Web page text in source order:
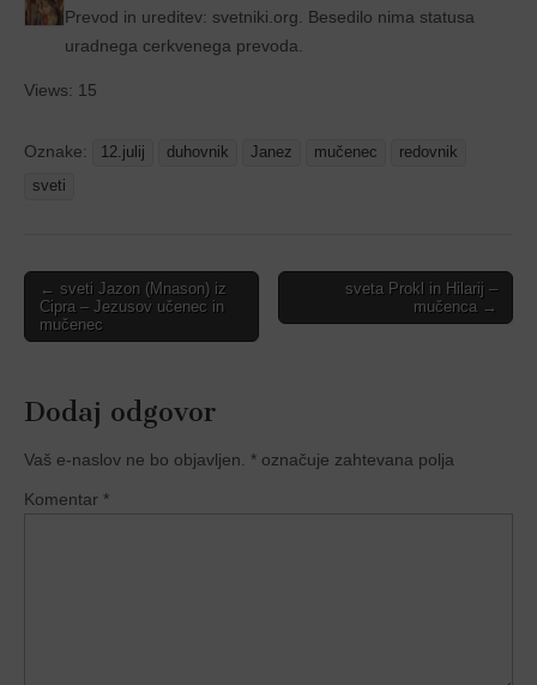
Prevod in ureditev: svetniki.org. Besedilo nima statusa
uradnega cerkvenega prevoda.
Views: 15
Oznake: 12.julij duhovnik Janez mučenec
redovnik
sveti
Post
navigation
← sveti Jazon (Mnason) iz
Cipra – Jezusov učenec in
mučenec
sveta Prokl in Hilarĳ –
mučenca →
Dodaj odgovor
Vaš e-naslov ne bo objavljen. * označuje zahtevana polja
Komentar *